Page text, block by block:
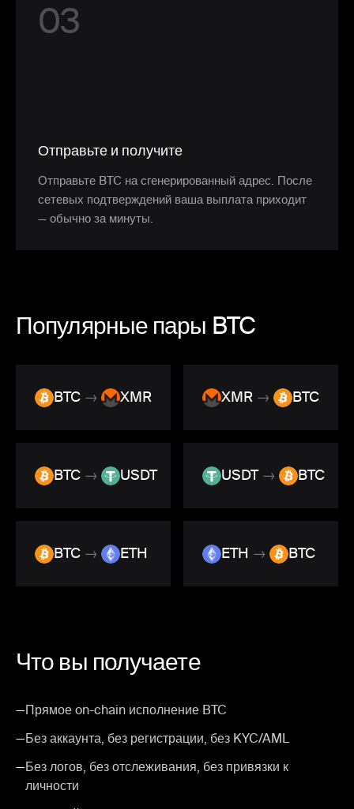
03
Отправьте и получите
Отправьте BTC на сгенерированный адрес. После
сетевых подтверждений ваша выплата приходит
— обычно за минуты.
Популярные пары BTC
BTC → XMR XMR → BTC
BTC → USDT USDT → BTC
BTC → ETH ETH → BTC
Что вы получаете
—Прямое on-chain исполнение BTC
—Без аккаунта, без регистрации, без KYC/AML
—Без логов, без отслеживания, без привязки к
личности